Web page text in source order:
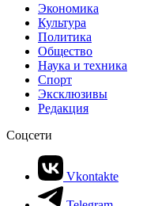
Экономика
Культура
Политика
Общество
Наука и техника
Спорт
Эксклюзивы
Редакция
Соцсети
Vkontakte